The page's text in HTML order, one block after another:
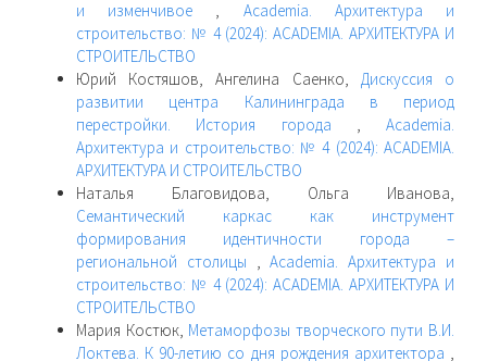
и изменчивое , Academia. Архитектура и
строительство: № 4 (2024): ACADEMIA. АРХИТЕКТУРА И
СТРОИТЕЛЬСТВО
Юрий Костяшов, Ангелина Саенко, Дискуссия о
развитии центра Калининграда в период
перестройки. История города , Academia.
Архитектура и строительство: № 4 (2024): ACADEMIA.
АРХИТЕКТУРА И СТРОИТЕЛЬСТВО
Наталья Благовидова, Ольга Иванова,
Семантический каркас как инструмент
формирования идентичности города –
региональной столицы ,Academia. Архитектура и
строительство: № 4 (2024): ACADEMIA. АРХИТЕКТУРА И
СТРОИТЕЛЬСТВО
Мария Костюк, Метаморфозы творческого пути В.И.
Локтева. К 90-летию со дня рождения архитектора ,